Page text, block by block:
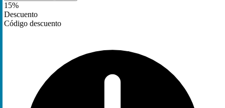
15%
Descuento
Código descuento